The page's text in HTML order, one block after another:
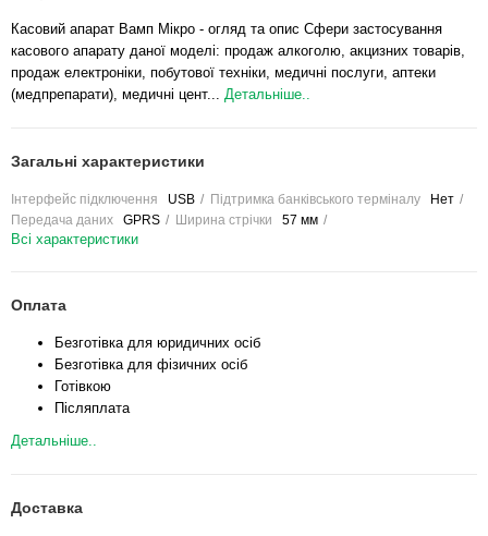
Касовий апарат Вамп Мікро - огляд та опис Сфери застосування
касового апарату даної моделі: продаж алкоголю, акцизних товарів,
продаж електроніки, побутової техніки, медичні послуги, аптеки
(медпрепарати), медичні цент... Детальніше..
Загальні характеристики
Інтерфейс підключення USB Підтримка банківського терміналу
Нет
Передача даних
GPRS Ширина стрічки 57 мм
Всі характеристики
Оплата
Безготівка для юридичних осіб
Безготівка для фізичних осіб
Готівкою
Післяплата
Детальніше..
Доставка